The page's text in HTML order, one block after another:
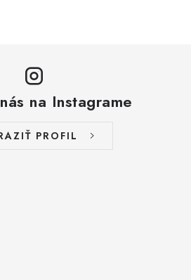
na Instagrame
PROFIL